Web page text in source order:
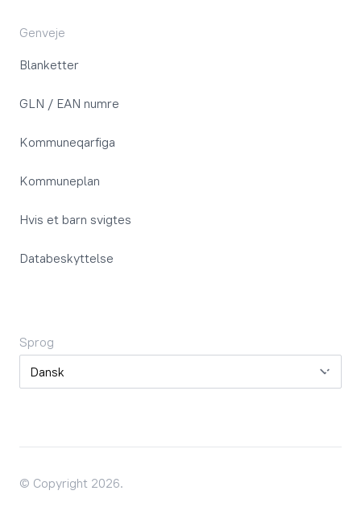
Genveje
Blanketter
GLN / EAN numre
Kommuneqarfiga
Kommuneplan
Hvis et barn svigtes
Databeskyttelse
Sprog
Sprog
© Copyright 2026.